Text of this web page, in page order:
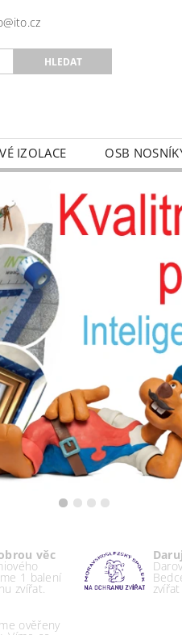
IZOLACE OSB
věc
1 balení
zvířat.
ověřeny